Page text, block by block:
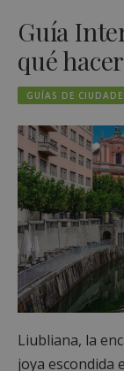
Guía
qué
GUÍAS DE
Liubliana, la
joya escondida